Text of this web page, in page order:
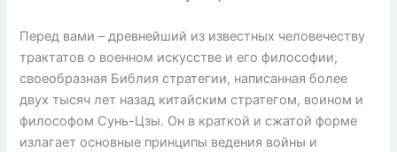
Перед вами – древнейший из известных человечеству
трактатов о военном искусстве и его философии,
своеобразная Библия стратегии, написанная более
двух тысяч лет назад китайским стратегом, воином и
философом Сунь-Цзы. Он в краткой и сжатой форме
излагает основные принципы ведения войны и